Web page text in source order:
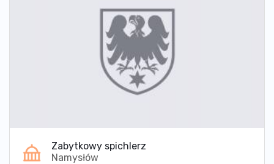
Zabytkowy spichlerz
Namysłów